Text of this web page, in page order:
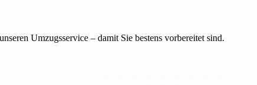
Umzugsservice – damit Sie bestens vorbereitet sind.